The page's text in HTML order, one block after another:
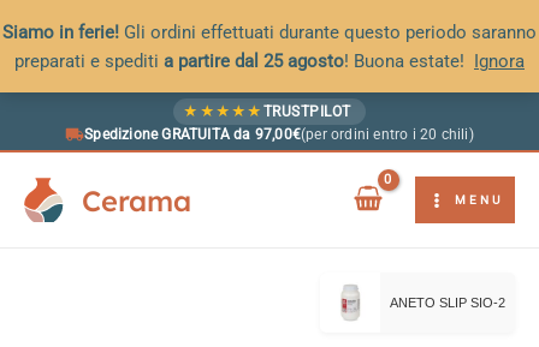
Siamo in ferie! Gli ordini effettuati durante questo periodo saranno
preparati e spediti a partire dal 25 agosto! Buona estate! Ignora
★ ★ ★ ★ ★ TRUSTPILOT
Spedizione GRATUITA da 97,00€(per ordini entro i 20 chili)
Cerama MENU
ANETO SLIP SIO-2